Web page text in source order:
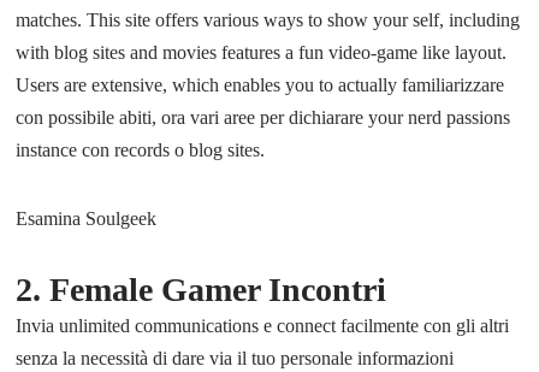
matches. This site offers various ways to show your self, including
with blog sites and movies features a fun video-game like layout.
Users are extensive, which enables you to actually familiarizzare
con possibile abiti, ora vari aree per dichiarare your nerd passions
instance con records o blog sites.
Esamina Soulgeek
2. Female Gamer Incontri
Invia unlimited communications e connect facilmente con gli altri
senza la necessità di dare via il tuo personale informazioni